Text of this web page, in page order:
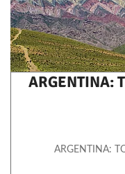
ARGENTINA:
ARGENTINA: